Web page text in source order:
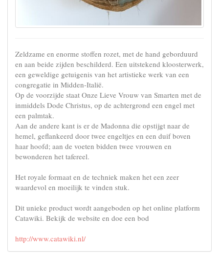
Zeldzame en enorme stoffen rozet, met de hand geborduurd
en aan beide zijden beschilderd. Een uitstekend kloosterwerk,
een geweldige getuigenis van het artistieke werk van een
congregatie in Midden-Italië.
Op de voorzijde staat Onze Lieve Vrouw van Smarten met de
inmiddels Dode Christus, op de achtergrond een engel met
een palmtak.
Aan de andere kant is er de Madonna die opstijgt naar de
hemel, geflankeerd door twee engeltjes en een duif boven
haar hoofd; aan de voeten bidden twee vrouwen en
bewonderen het tafereel.
Het royale formaat en de techniek maken het een zeer
waardevol en moeilijk te vinden stuk.
Dit unieke product wordt aangeboden op het online platform
Catawiki. Bekijk de website en doe een bod
http://www.catawiki.nl/